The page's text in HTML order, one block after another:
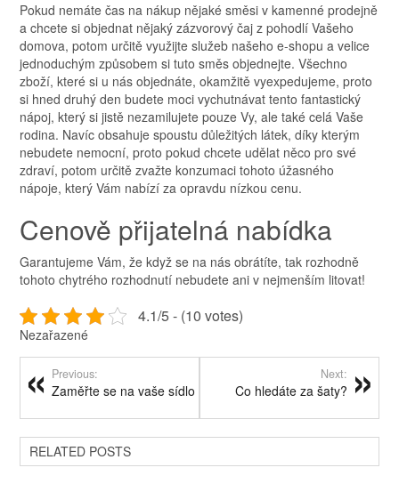
Pokud nemáte čas na nákup nějaké směsi v kamenné prodejně
a chcete si objednat nějakýzázvorový čaj z pohodlí Vašeho
domova, potom určitě využijte služeb našeho e-shopu a velice
jednoduchým způsobem si tuto směs objednejte. Všechno
zboží, které si u nás objednáte, okamžitě vyexpedujeme, proto
si hned druhý den budete moci vychutnávat tento fantastický
nápoj, který si jistě nezamilujete pouze Vy, ale také celá Vaše
rodina. Navíc obsahuje spoustu důležitých látek, díky kterým
nebudete nemocní, proto pokud chcete udělat něco pro své
zdraví, potom určitě zvažte konzumaci tohoto úžasného
nápoje, který Vám nabízí za opravdu nízkou cenu.
Cenově přijatelná nabídka
Garantujeme Vám, že když se na nás obrátíte, tak rozhodně
tohoto chytrého rozhodnutí nebudete ani v nejmenším litovat!
4.1/5 - (10 votes)
Nezařazené
Previous:
Zaměřte se na vaše sídlo
Next:
Co hledáte za šaty?
RELATED POSTS